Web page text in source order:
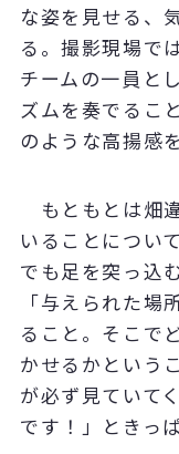
な姿を見せる、
る。撮影現場で
チームの一員と
ズムを奏でるこ
のような高揚感
もともとは畑
いることについ
でも足を突っ込
「与えられた
ること。そこで
かせるかという
が必ず見ていて
です！」ときっぱ